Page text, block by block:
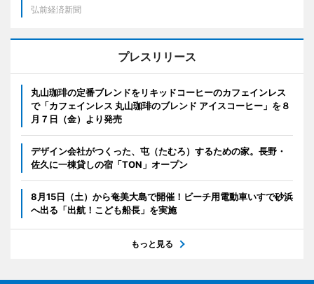
弘前経済新聞
プレスリリース
丸山珈琲の定番ブレンドをリキッドコーヒーのカフェインレス
で「カフェインレス 丸山珈琲のブレンド アイスコーヒー」を８
月７日（金）より発売
デザイン会社がつくった、屯（たむろ）するための家。長野・
佐久に一棟貸しの宿「TON」オープン
8月15日（土）から奄美大島で開催！ビーチ用電動車いすで砂浜
へ出る「出航！こども船長」を実施
もっと見る